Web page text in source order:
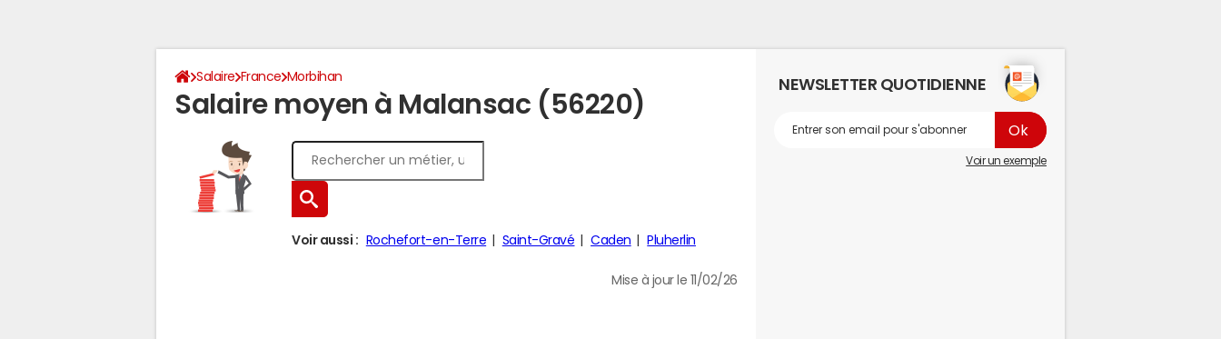
Salaire France Morbihan
Salaire moyen à Malansac (56220)
Voir aussi : Rochefort-en-Terre Saint-Gravé Caden Pluherlin
Mise à jour le 11/02/26
NEWSLETTER QUOTIDIENNE
Voir un exemple